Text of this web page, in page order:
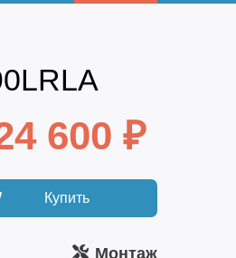
600 ₽
Купить
Монтаж